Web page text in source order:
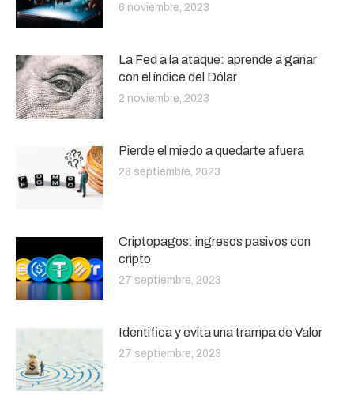
6 noviembre, 2023
La Fed a la ataque: aprende a ganar
con el índice del Dólar
2 noviembre, 2023
Pierde el miedo a quedarte afuera
28 septiembre, 2023
Criptopagos: ingresos pasivos con
cripto
27 septiembre, 2023
Identifica y evita una trampa de Valor
27 septiembre, 2023